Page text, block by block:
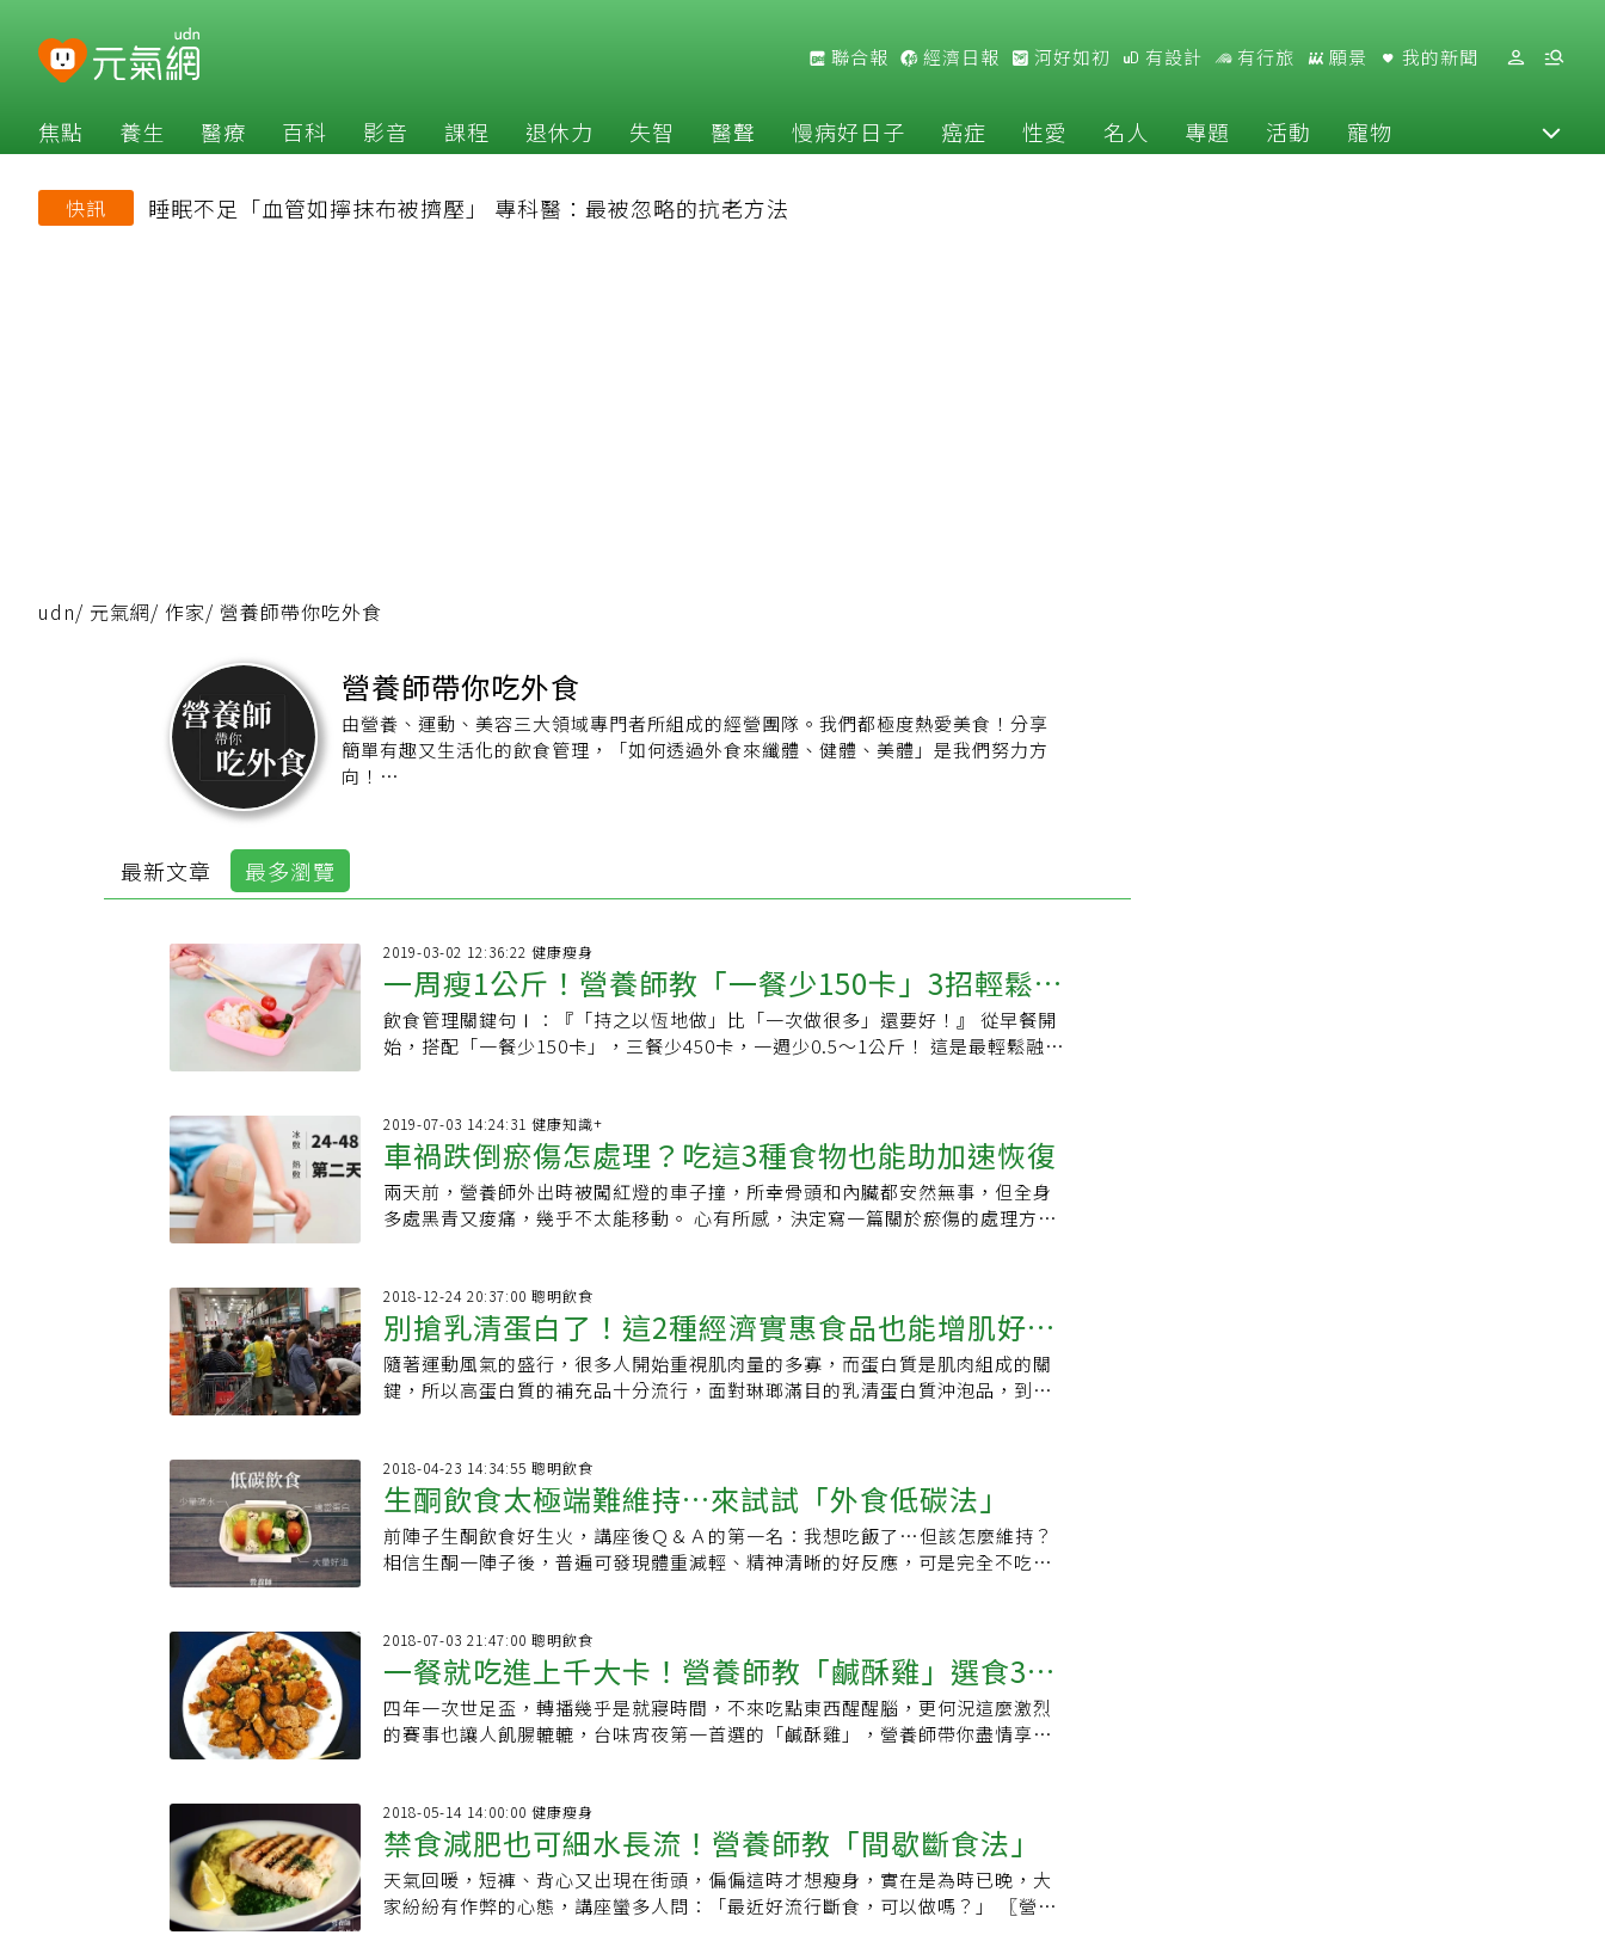
聯合報 經濟日報 河好如初 有設計 有行旅 願景 我的新聞
焦點 養生 醫療 百科 影音 課程 退休力 失智 醫聲 慢病好日子 癌症 性愛 名人 專題 活動 寵物
快訊 睡眠不足「血管如擰抹布被擠壓」 專科醫：最被忽略的抗老方法
udn/ 元氣網/ 作家/ 營養師帶你吃外食
營養師帶你吃外食
由營養、運動、美容三大領域專門者所組成的經營團隊。我們都極度熱愛美食！分享
簡單有趣又生活化的飲食管理，「如何透過外食來纖體、健體、美體」是我們努力方
向！
最新文章 最多瀏覽
2019-03-02 12:36:22 健康瘦身
一周瘦1公斤！營養師教「一餐少150卡」3招輕鬆減
肥
飲食管理關鍵句Ⅰ：『「持之以恆地做」比「一次做很多」還要好！』 從早餐開
始，搭配「一餐少150卡」，三餐少450卡，一週少0.5～1公斤！ 這是最輕鬆融入
2019-07-03 14:24:31 健康知識+
車禍跌倒瘀傷怎處理？吃這3種食物也能助加速恢復
兩天前，營養師外出時被闖紅燈的車子撞，所幸骨頭和內臟都安然無事，但全身
多處黑青又痠痛，幾乎不太能移動。 心有所感，決定寫一篇關於瘀傷的處理方
2018-12-24 20:37:00 聰明飲食
別搶乳清蛋白了！這2種經濟實惠食品也能增肌好壯
壯
隨著運動風氣的盛行，很多人開始重視肌肉量的多寡，而蛋白質是肌肉組成的關
鍵，所以高蛋白質的補充品十分流行，面對琳瑯滿目的乳清蛋白質沖泡品，到底
2018-04-23 14:34:55 聰明飲食
生酮飲食太極端難維持…來試試「外食低碳法」
前陣子生酮飲食好生火，講座後Ｑ＆Ａ的第一名：我想吃飯了…但該怎麼維持？
相信生酮一陣子後，普遍可發現體重減輕、精神清晰的好反應，可是完全不吃澱
2018-07-03 21:47:00 聰明飲食
一餐就吃進上千大卡！營養師教「鹹酥雞」選食3要
領
四年一次世足盃，轉播幾乎是就寢時間，不來吃點東西醒醒腦，更何況這麼激烈
的賽事也讓人飢腸轆轆，台味宵夜第一首選的「鹹酥雞」，營養師帶你盡情享受
2018-05-14 14:00:00 健康瘦身
禁食減肥也可細水長流！營養師教「間歇斷食法」
天氣回暖，短褲、背心又出現在街頭，偏偏這時才想瘦身，實在是為時已晚，大
家紛紛有作弊的心態，講座蠻多人問：「最近好流行斷食，可以做嗎？」 〖營養